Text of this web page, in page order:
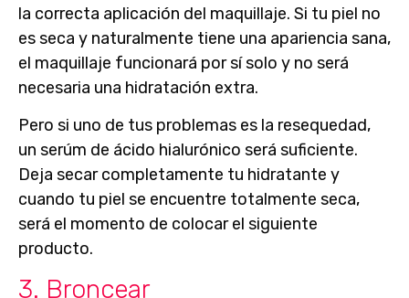
la correcta aplicación del maquillaje. Si tu piel no
es seca y naturalmente tiene una apariencia sana,
el maquillaje funcionará por sí solo y no será
necesaria una hidratación extra.
Pero si uno de tus problemas es la resequedad,
un serúm de ácido hialurónico será suficiente.
Deja secar completamente tu hidratante y
cuando tu piel se encuentre totalmente seca,
será el momento de colocar el siguiente
producto.
3. Broncear